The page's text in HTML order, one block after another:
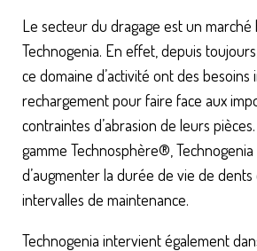
Le secteur du dragage est un
Technogenia. En effet, depuis
ce domaine d’activité ont des besoins
rechargement pour faire face aux
contraintes d’abrasion de leurs
gamme Technosphère®,
d’augmenter la durée de vie de
intervalles de maintenance.
Technogenia intervient également